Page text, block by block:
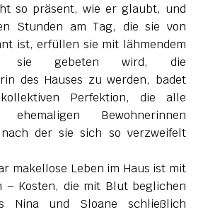
so präsent, wie er glaubt, und
Stunden am Tag, die sie von
ist, erfüllen sie mit lähmendem
sie gebeten wird, die
des Hauses zu werden, badet
Perfektion, die alle
Bewohnerinnen
der sie sich so verzweifelt
makellose Leben im Haus ist mit
– Kosten, die mit Blut beglichen
Nina und Sloane schließlich